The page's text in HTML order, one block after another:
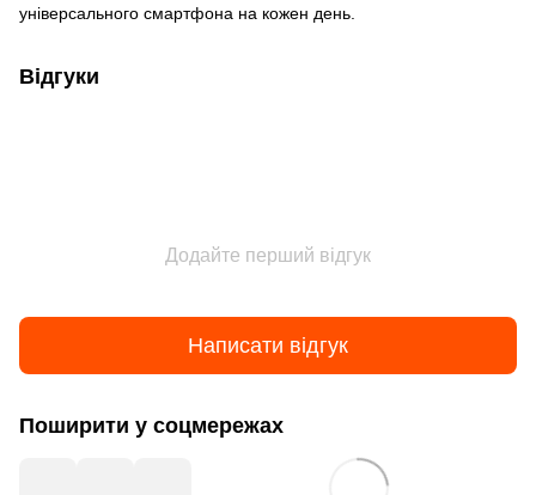
універсального смартфона на кожен день.
Відгуки
Додайте перший відгук
Написати відгук
Поширити у соцмережах